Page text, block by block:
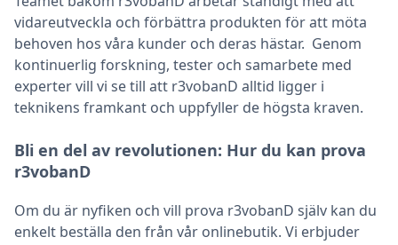
vidareutveckla och förbättra produkten för att möta
behoven hos våra kunder och deras hästar. Genom
kontinuerlig forskning, tester och samarbete med
experter vill vi se till att r3vobanD alltid ligger i
teknikens framkant och uppfyller de högsta kraven.
Bli en del av revolutionen: Hur du kan prova
r3vobanD
Om du är nyfiken och vill prova r3vobanD själv kan du
enkelt beställa den från vår onlinebutik. Vi erbjuder